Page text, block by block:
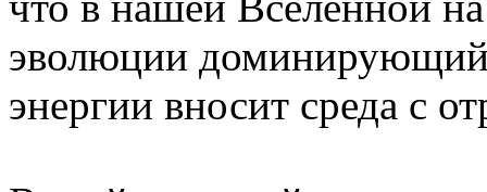
эволюции
энергии вносит среда с